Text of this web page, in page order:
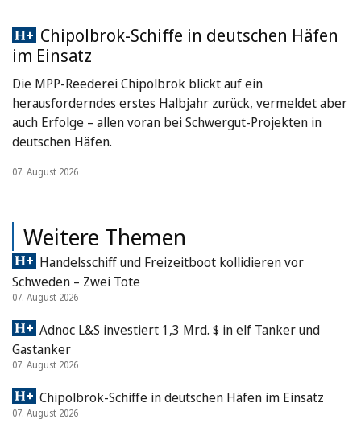
Chipolbrok-Schiffe in deutschen Häfen
im Einsatz
Die MPP-Reederei Chipolbrok blickt auf ein
herausforderndes erstes Halbjahr zurück, vermeldet aber
auch Erfolge – allen voran bei Schwergut-Projekten in
deutschen Häfen.
07. August 2026
Weitere Themen
Handelsschiff und Freizeitboot kollidieren vor
Schweden – Zwei Tote
07. August 2026
Adnoc L&S investiert 1,3 Mrd. $ in elf Tanker und
Gastanker
07. August 2026
Chipolbrok-Schiffe in deutschen Häfen im Einsatz
07. August 2026